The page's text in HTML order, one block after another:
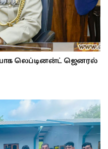
லெப்டினன்ட் ஜெனரல்